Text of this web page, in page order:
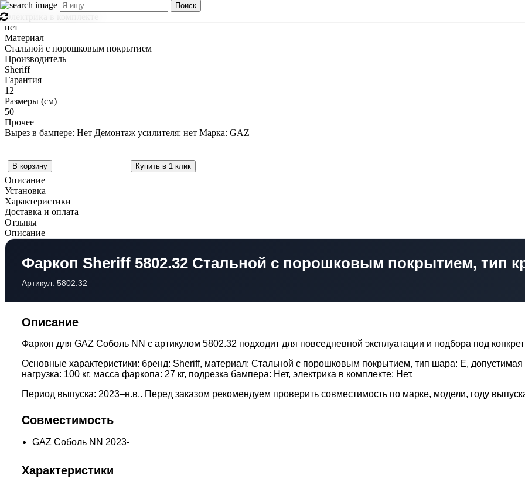
Поиск
E
Электрика в комплекте
нет
Материал
Стальной с порошковым покрытием
Производитель
Sheriff
Гарантия
12
Размеры (см)
50
Прочее
Вырез в бампере: Нет Демонтаж усилителя: нет Марка: GAZ
Купить в 1 клик
Описание
Установка
Характеристики
Доставка и оплата
Отзывы
Описание
Фаркоп Sheriff 5802.32 Стальной с порошковым покрытием, тип
Артикул: 5802.32
Описание
Фаркоп для GAZ Соболь NN с артикулом 5802.32 подходит для повседневной эксплуатации и подбора под
Основные характеристики: бренд: Sheriff, материал: Стальной с порошковым покрытием, тип шара: E, допустимая
нагрузка: 100 кг, масса фаркопа: 27 кг, подрезка бампера: Нет, электрика в комплекте: Нет.
Период выпуска: 2023–н.в.. Перед заказом рекомендуем проверить совместимость по марке, модели, году
Совместимость
GAZ Соболь NN 2023-
Характеристики